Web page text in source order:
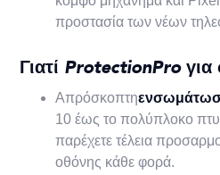
προστασία των νέων
Γιατί ProtectionPro
‍Απρόσκοπτη
10 έως το πολύπλοκο
παρέχετε τέλεια
οθόνης κάθε φορά.